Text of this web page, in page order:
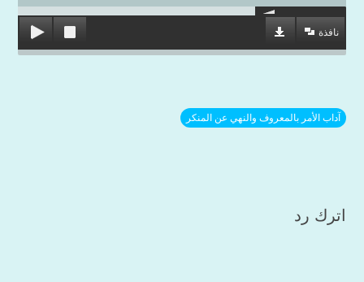
نافذة
آداب الأمر بالمعروف والنهي عن المنكر
اترك رد